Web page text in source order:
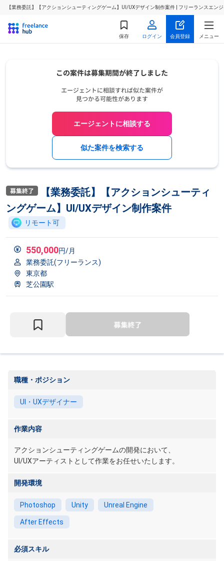
【業務委託】【アクションシューティングゲーム】UI/UXデザイン制作案件 | フリーランスエン
保存 ログイン 会員登録 メニュー
エージェントに相談する
似た案件を検索する
【業務委託】【アクションシューティ
ングゲーム】UI/UXデザイン制作案件
リモート可
550,000円/月
業務委託(フリーランス)
東京都
芝公園駅
職種・ポジション
UI・UXデザイナー
作業内容
アクションシューティングゲームの開発において、
UI/UXアーティストとして作業をお任せいたします。
開発環境
Photoshop Unity Unreal Engine
After Effects
必須スキル